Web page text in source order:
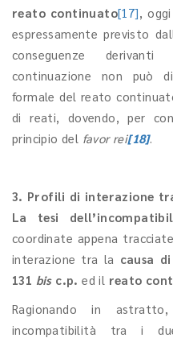
reato continuato[17],
espressamente previsto
conseguenze
continuazione non può
formale del reato
di reati, dovendo, per
principio del favor rei[18].
3. Profili di interazione
La tesi
coordinate appena
interazione tra la causa
131 bisc.p. ed il reato
Ragionando in
incompatibilità tra i